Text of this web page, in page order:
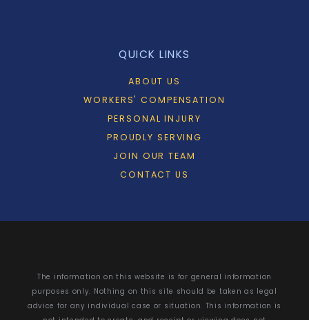
QUICK LINKS
ABOUT US
WORKERS' COMPENSATION
PERSONAL INJURY
PROUDLY SERVING
JOIN OUR TEAM
CONTACT US
The information on this website is for general information
purposes only. Nothing on this site should be taken as legal
advice for any individual case or situation. This information is